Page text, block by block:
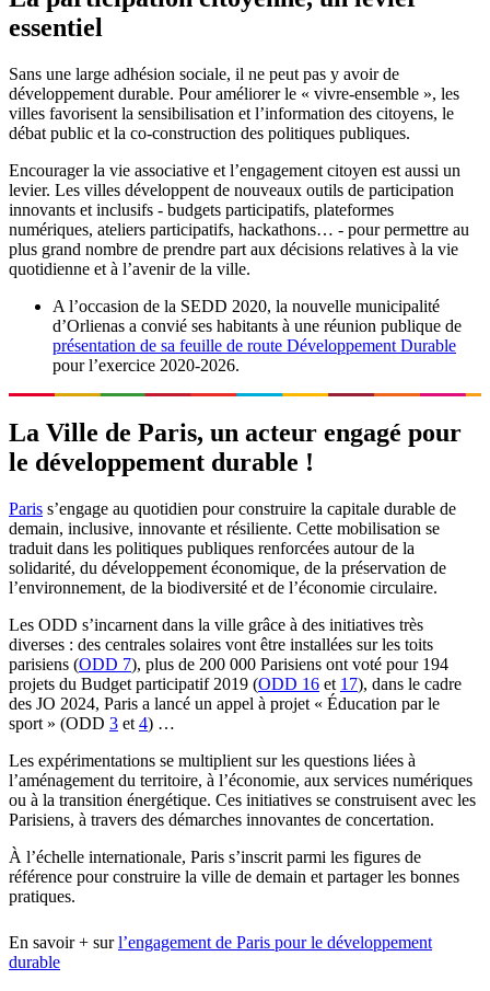
essentiel
Sans une large adhésion sociale, il ne peut pas y avoir de
développement durable. Pour améliorer le « vivre-ensemble », les
villes favorisent la sensibilisation et l’information des citoyens, le
débat public et la co-construction des politiques publiques.
Encourager la vie associative et l’engagement citoyen est aussi un
levier. Les villes développent de nouveaux outils de participation
innovants et inclusifs - budgets participatifs, plateformes
numériques, ateliers participatifs, hackathons… - pour permettre au
plus grand nombre de prendre part aux décisions relatives à la vie
quotidienne et à l’avenir de la ville.
A l’occasion de la SEDD 2020, la nouvelle municipalité
d’Orlienas a convié ses habitants à une réunion publique de
présentation de sa feuille de route Développement Durable
pour l’exercice 2020-2026.
La Ville de Paris, un acteur engagé pour
le développement durable !
Paris s’engage au quotidien pour construire la capitale durable de
demain, inclusive, innovante et résiliente. Cette mobilisation se
traduit dans les politiques publiques renforcées autour de la
solidarité, du développement économique, de la préservation de
l’environnement, de la biodiversité et de l’économie circulaire.
Les ODD s’incarnent dans la ville grâce à des initiatives très
diverses : des centrales solaires vont être installées sur les toits
parisiens (ODD 7), plus de 200 000 Parisiens ont voté pour 194
projets du Budget participatif 2019 (ODD 16 et 17), dans le cadre
des JO 2024, Paris a lancé un appel à projet « Éducation par le
sport » (ODD 3 et 4) …
Les expérimentations se multiplient sur les questions liées à
l’aménagement du territoire, à l’économie, aux services numériques
ou à la transition énergétique. Ces initiatives se construisent avec les
Parisiens, à travers des démarches innovantes de concertation.
À l’échelle internationale, Paris s’inscrit parmi les figures de
référence pour construire la ville de demain et partager les bonnes
pratiques.
En savoir + surl’engagement de Paris pour le développement
durable